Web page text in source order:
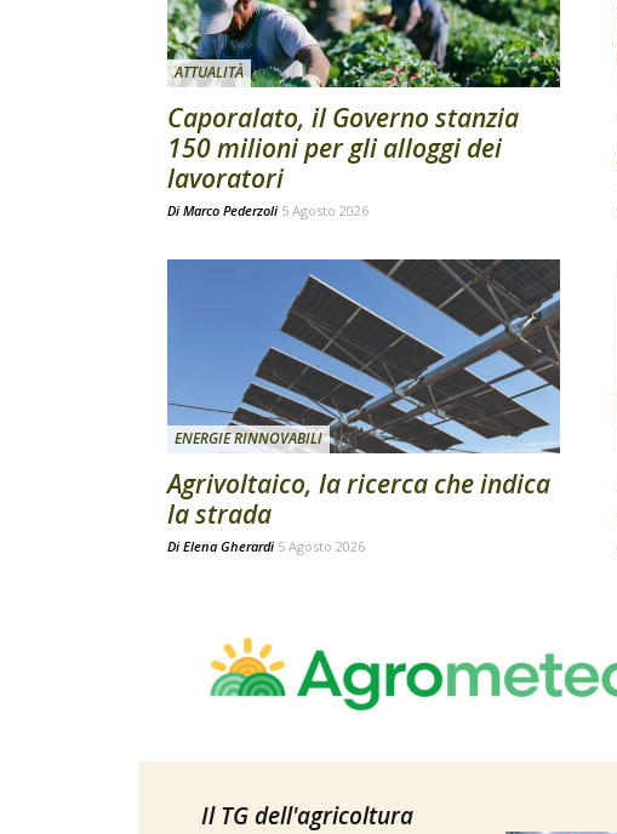
ATTUALITÀ
Caporalato, il Governo stanzia
150 milioni per gli alloggi dei
lavoratori
Di Marco Pederzoli 5 Agosto 2026
ENERGIE RINNOVABILI
Agrivoltaico, la ricerca che indica
la strada
Di Elena Gherardi 5 Agosto 2026
Il TG dell'agricoltura